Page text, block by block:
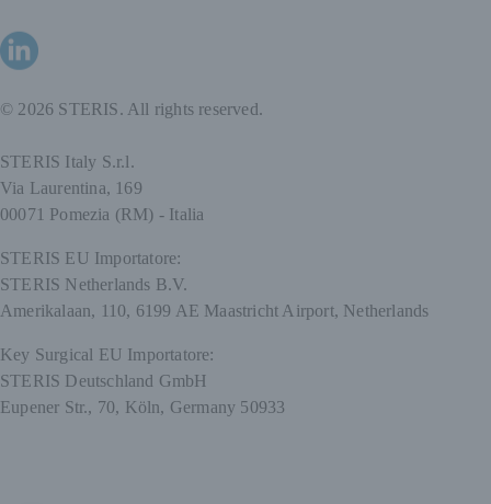
© 2026 STERIS. All rights reserved.
STERIS Italy S.r.l.
Via Laurentina, 169
00071 Pomezia (RM) - Italia
STERIS EU Importatore:
STERIS Netherlands B.V.
Amerikalaan, 110, 6199 AE Maastricht Airport, Netherlands
Key Surgical EU Importatore:
STERIS Deutschland GmbH
Eupener Str., 70, Köln, Germany 50933